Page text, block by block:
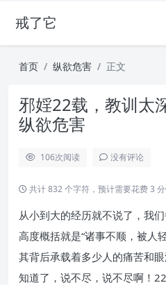
戒了它
首页 纵欲危害 正文
邪婬22载，教训太
纵欲危害
106次阅读 没有评论
共计 832 个字符，预计需要花费 3 分
从小到大的经历就不说了，我
高度概括就是“诸事不顺，被人
其背后承载着多少人的痛苦和
知道了，说不尽，说不尽啊！